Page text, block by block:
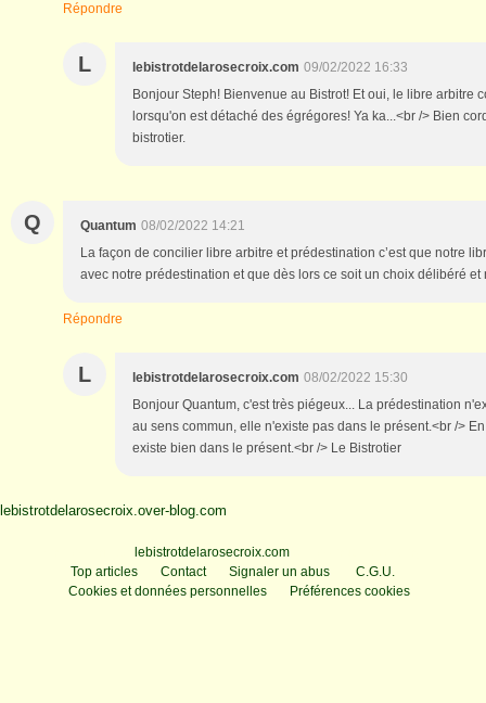
Répondre
L lebistrotdelarosecroix.com 09/02/2022 16:33
Bonjour Steph! Bienvenue au Bistrot! Et oui, le libre arbitre
lorsqu'on est détaché des égrégores! Ya ka...<br /> Bien
bistrotier.
Q Quantum 08/02/2022 14:21
La façon de concilier libre arbitre et prédestination c’est que notre
avec notre prédestination et que dès lors ce soit un choix délibéré et
Répondre
L lebistrotdelarosecroix.com 08/02/2022 15:30
Bonjour Quantum, c'est très piégeux... La prédestination
au sens commun, elle n'existe pas dans le présent.<br />
existe bien dans le présent.<br /> Le Bistrotier
lebistrotdelarosecroix.over-blog.com
lebistrotdelarosecroix.com
Top articles
Contact Signaler un abus
C.G.U.
Cookies et données personnelles
Préférences cookies